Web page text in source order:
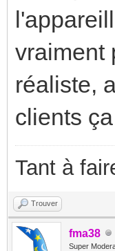
vraiment
réaliste,
clients
Tant à
Trouver
fma38
Super